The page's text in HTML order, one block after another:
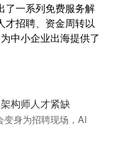
了一系列免费服务解
才招聘、资金周转以
中小企业出海提供了
构师人才紧缺
变身为招聘现场，AI